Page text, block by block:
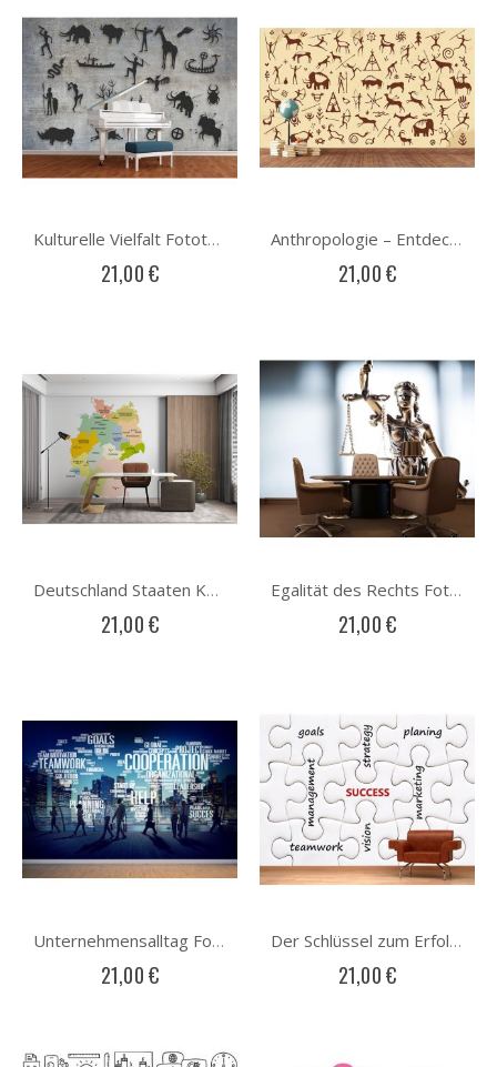
Kulturelle Vielfalt Fototapete
21,00 €
Anthropologie – Entdeckung der Menschheit Fototapete
21,00 €
Deutschland Staaten Karte Fototapete
21,00 €
Egalität des Rechts Fototapete
21,00 €
Unternehmensalltag Fototapete
21,00 €
Der Schlüssel zum Erfolg Fototapete
21,00 €